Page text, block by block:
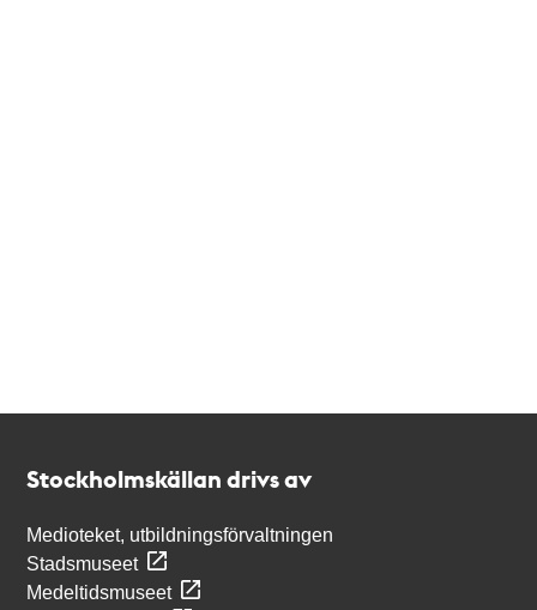
Stockholmskällan drivs av
Medioteket, utbildningsförvaltningen
Stadsmuseet
Medeltidsmuseet